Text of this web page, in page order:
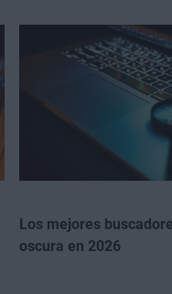
Los mejores
oscura en 2026